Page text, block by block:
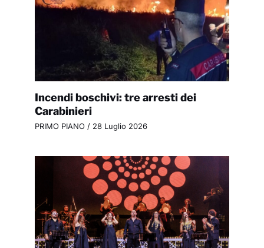
Incendi boschivi: tre arresti dei
Carabinieri
PRIMO PIANO / 28 Luglio 2026